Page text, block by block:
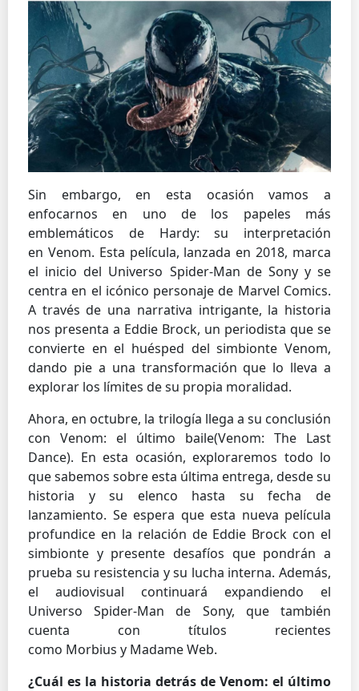
Sin embargo, en esta ocasión vamos a
enfocarnos en uno de los papeles más
emblemáticos de Hardy: su interpretación
en Venom. Esta película, lanzada en 2018, marca
el inicio del Universo Spider-Man de Sony y se
centra en el icónico personaje de Marvel Comics.
A través de una narrativa intrigante, la historia
nos presenta a Eddie Brock, un periodista que se
convierte en el huésped del simbionte Venom,
dando pie a una transformación que lo lleva a
explorar los límites de su propia moralidad.
Ahora, en octubre, la trilogía llega a su conclusión
con Venom: el último baile(Venom: The Last
Dance). En esta ocasión, exploraremos todo lo
que sabemos sobre esta última entrega, desde su
historia y su elenco hasta su fecha de
lanzamiento. Se espera que esta nueva película
profundice en la relación de Eddie Brock con el
simbionte y presente desafíos que pondrán a
prueba su resistencia y su lucha interna. Además,
el audiovisual continuará expandiendo el
Universo Spider-Man de Sony, que también
cuenta con títulos recientes
como Morbius y Madame Web.
¿Cuál es la historia detrás de Venom: el último